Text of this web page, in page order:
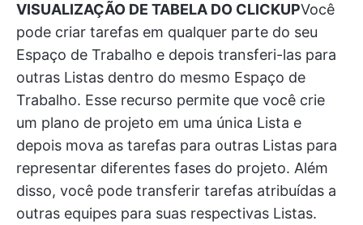
VISUALIZAÇÃO DE TABELA DO CLICKUPVocê
pode criar tarefas em qualquer parte do seu
Espaço de Trabalho e depois transferi-las para
outras Listas dentro do mesmo Espaço de
Trabalho. Esse recurso permite que você crie
um plano de projeto em uma única Lista e
depois mova as tarefas para outras Listas para
representar diferentes fases do projeto. Além
disso, você pode transferir tarefas atribuídas a
outras equipes para suas respectivas Listas.